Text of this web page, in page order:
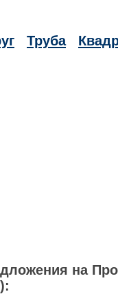
Труба
на